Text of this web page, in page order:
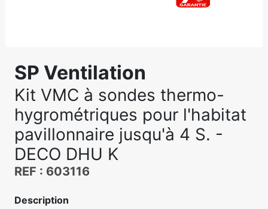
SP Ventilation
Kit VMC à sondes thermo-
hygrométriques pour l'habitat
pavillonnaire jusqu'à 4 S. -
DECO DHU K
REF : 603116
Description